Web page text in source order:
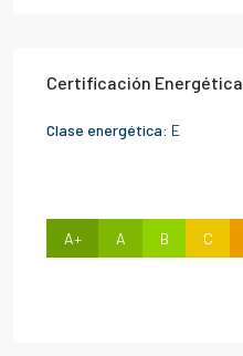
Certificación Energética
Clase energética: E
A+ A B C